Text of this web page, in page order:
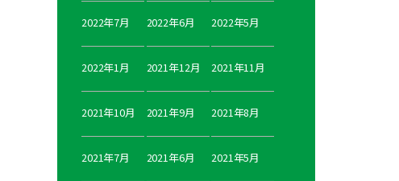
2022年7月 2022年6月 2022年5月
2022年1月 2021年12月 2021年11月
2021年10月 2021年9月 2021年8月
2021年7月 2021年6月 2021年5月